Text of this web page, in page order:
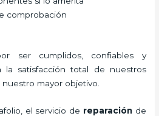
comprobación
ser cumplidos, confiables y
la satisfacción total de nuestros
nuestro mayor objetivo.
el servicio de reparación de